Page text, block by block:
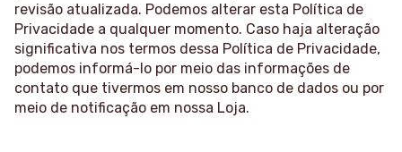
revisão atualizada. Podemos alterar esta Política de
Privacidade a qualquer momento. Caso haja alteração
significativa nos termos dessa Política de Privacidade,
podemos informá-lo por meio das informações de
contato que tivermos em nosso banco de dados ou por
meio de notificação em nossa Loja.